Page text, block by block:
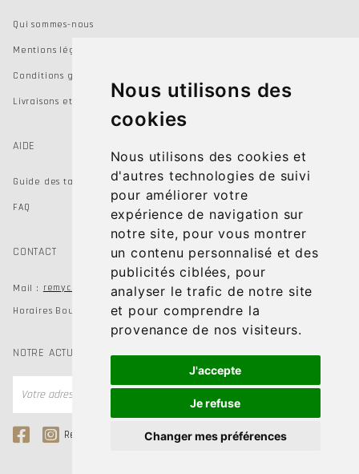
Nous utilisons des
cookies
Nous utilisons des cookies et
d'autres technologies de suivi
pour améliorer votre
expérience de navigation sur
notre site, pour vous montrer
un contenu personnalisé et des
publicités ciblées, pour
analyser le trafic de notre site
et pour comprendre la
provenance de nos visiteurs.
J'accepte
Je refuse
Changer mes préférences
Qui sommes-nous
Mentions légales
Conditions générales de vente
Livraisons et Retours
AIDE
Guide des tailles
FAQ
CONTACT
Mail : remychausseur@gmail.com
Horaires Boutiques du mardi au samedi de 9h à 19h
NOTRE ACTUALITÉ
OK
Remy Chausseur Remy Kids Shoes